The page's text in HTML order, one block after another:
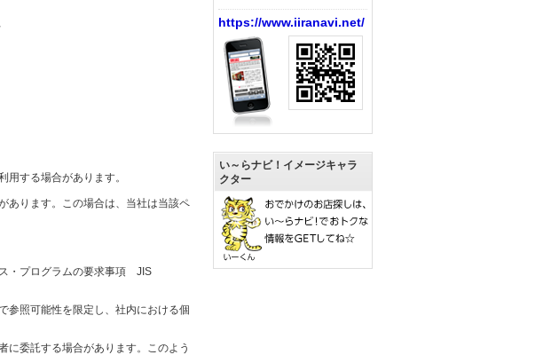
する場合があります。
あります。この場合は、当社は当該ペ
・プログラムの要求事項 JIS
参照可能性を限定し、社内における個
に委託する場合があります。このよう
https://www.iiranavi.net/
い～らナビ！イメージキャラ
クター